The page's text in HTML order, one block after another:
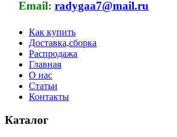
Email:radygaa7@mail.ru
Как купить
Доставка,сборка
Распродажа
Главная
О нас
Статьи
Контакты
Каталог